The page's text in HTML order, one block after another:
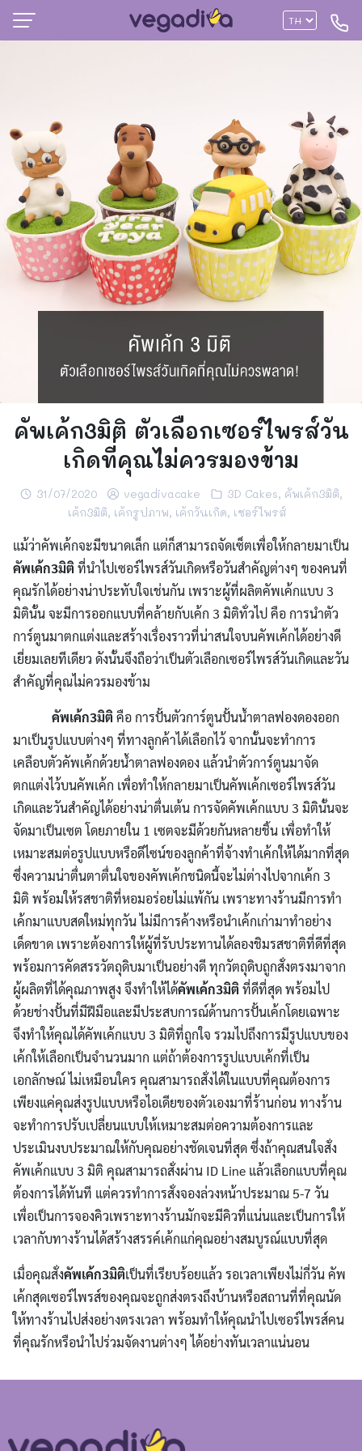
คัพเค้ก3มิติ ตัวเลือกเซอร์ไพรส์วัน
เกิดที่คุณไม่ควรมองข้าม
31/07/2020 vegadivacake 3D Cakes, คัพเค้ก3มิติ,
เค้ก3มิติ, เค้กรูปภาพ, เค้กวันเกิด, เซอร์ไพรส์
แม้ว่าคัพเค้กจะมีขนาดเล็ก แต่ก็สามารถจัดเซ็ตเพื่อให้กลายมาเป็น
คัพเค้ก3มิติ ที่นำไปเซอร์ไพรส์วันเกิดหรือวันสำคัญต่างๆ ของคนที่
คุณรักได้อย่างน่าประทับใจเช่นกัน เพราะผู้ที่ผลิตคัพเค้กแบบ 3
มิตินั้น จะมีการออกแบบที่คล้ายกับเค้ก 3 มิติทั่วไป คือ การนำตัว
การ์ตูนมาตกแต่งและสร้างเรื่องราวที่น่าสนใจบนคัพเค้กได้อย่างดี
เยี่ยมเลยทีเดียว ดังนั้นจึงถือว่าเป็นตัวเลือกเซอร์ไพรส์วันเกิดและวัน
สำคัญที่คุณไม่ควรมองข้าม
คัพเค้ก3มิติ คือ การปั้นตัวการ์ตูนปั้นน้ำตาลฟองดองออก
มาเป็นรูปแบบต่างๆ ที่ทางลูกค้าได้เลือกไว้ จากนั้นจะทำการ
เคลือบตัวคัพเค้กด้วยน้ำตาลฟองดอง แล้วนำตัวการ์ตูนมาจัด
ตกแต่งไว้บนคัพเค้ก เพื่อทำให้กลายมาเป็นคัพเค้กเซอร์ไพรส์วัน
เกิดและวันสำคัญได้อย่างน่าตื่นเต้น การจัดคัพเค้กแบบ 3 มิตินั้นจะ
จัดมาเป็นเซต โดยภายใน 1 เซตจะมีด้วยกันหลายชิ้น เพื่อทำให้
เหมาะสมต่อรูปแบบหรือดีไซน์ของลูกค้าที่จ้างทำเค้กให้ได้มากที่สุด
ซึ่งความน่าตื่นตาตื่นใจของคัพเค้กชนิดนี้จะไม่ต่างไปจากเค้ก 3
มิติ พร้อมให้รสชาติที่หอมอร่อยไม่แพ้กัน เพราะทางร้านมีการทำ
เค้กมาแบบสดใหม่ทุกวัน ไม่มีการค้างหรือนำเค้กเก่ามาทำอย่าง
เด็ดขาด เพราะต้องการให้ผู้ที่รับประทานได้ลองชิมรสชาติที่ดีที่สุด
พร้อมการคัดสรรวัตถุดิบมาเป็นอย่างดี ทุกวัตถุดิบถูกสั่งตรงมาจาก
ผู้ผลิตที่ได้คุณภาพสูง จึงทำให้ได้คัพเค้ก3มิติ ที่ดีที่สุด พร้อมไป
ด้วยช่างปั้นที่มีฝีมือและมีประสบการณ์ด้านการปั้นเค้กโดยเฉพาะ
จึงทำให้คุณได้คัพเค้กแบบ 3 มิติที่ถูกใจ รวมไปถึงการมีรูปแบบของ
เค้กให้เลือกเป็นจำนวนมาก แต่ถ้าต้องการรูปแบบเค้กที่เป็น
เอกลักษณ์ ไม่เหมือนใคร คุณสามารถสั่งได้ในแบบที่คุณต้องการ
เพียงแค่คุณส่งรูปแบบหรือไอเดียของตัวเองมาที่ร้านก่อน ทางร้าน
จะทำการปรับเปลี่ยนแบบให้เหมาะสมต่อความต้องการและ
ประเมินงบประมาณให้กับคุณอย่างชัดเจนที่สุด ซึ่งถ้าคุณสนใจสั่ง
คัพเค้กแบบ 3 มิติ คุณสามารถสั่งผ่าน ID Line แล้วเลือกแบบที่คุณ
ต้องการได้ทันที แต่ควรทำการสั่งจองล่วงหน้าประมาณ 5-7 วัน
เพื่อเป็นการจองคิวเพราะทางร้านมักจะมีคิวที่แน่นและเป็นการให้
เวลากับทางร้านได้สร้างสรรค์เค้กแก่คุณอย่างสมบูรณ์แบบที่สุด
เมื่อคุณสั่งคัพเค้ก3มิติเป็นที่เรียบร้อยแล้ว รอเวลาเพียงไม่กี่วัน คัพ
เค้กสุดเซอร์ไพรส์ของคุณจะถูกส่งตรงถึงบ้านหรือสถานที่ที่คุณนัด
ให้ทางร้านไปส่งอย่างตรงเวลา พร้อมทำให้คุณนำไปเซอร์ไพรส์คน
ที่คุณรักหรือนำไปร่วมจัดงานต่างๆ ได้อย่างทันเวลาแน่นอน